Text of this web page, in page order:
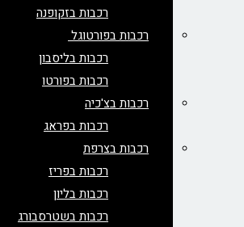
רכבות בזקופנה
רכבות בפורטוגל
רכבות בליסבון
רכבות בפורטו
רכבות בצ'כיה
רכבות בפראג
רכבות בצרפת
רכבות בפריז
רכבות בליון
רכבות בשטרסבורג